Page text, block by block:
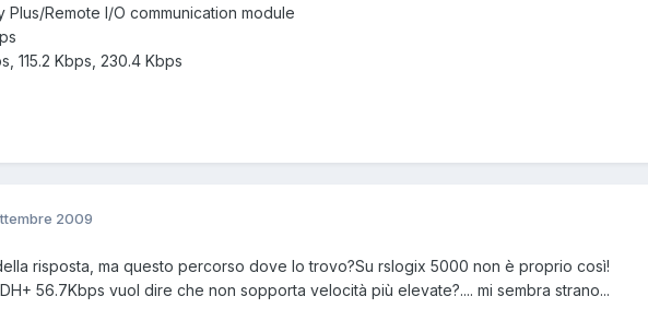
Plus/Remote I/O communication module
115.2 Kbps, 230.4 Kbps
2009
risposta, ma questo percorso dove lo trovo?Su rslogix 5000 non è proprio così!
56.7Kbps vuol dire che non sopporta velocità più elevate?.... mi sembra strano...